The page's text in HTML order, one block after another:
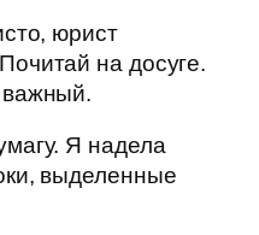
юрист
на досуге.
важный.
Я надела
выделенные